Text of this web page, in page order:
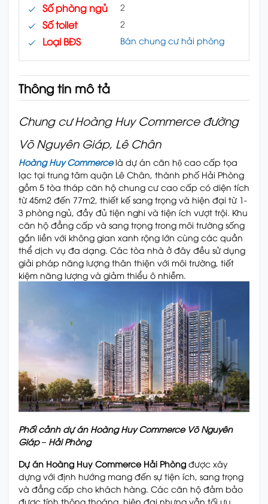
Số phòng ngủ 2
Số toilet 2
Loại BĐS Bán chung cư hải phòng
Thông tin mô tả
Chung cư Hoàng Huy Commerce đường
Võ Nguyên Giáp, Lê Chân
Hoàng Huy Commercelà dự án căn hộ cao cấp tọa
lạc tại trung tâm quận Lê Chân, thành phố Hải Phòng
gồm 5 tòa tháp căn hộ chung cư cao cấp có diện tích
từ 45m2 đến 77m2, thiết kế sang trọng và hiện đại từ 1-
3 phòng ngủ, đầy đủ tiện nghi và tiện ích vượt trội. Khu
căn hộ đẳng cấp và sang trọng trong môi trường sống
gắn liền với không gian xanh rộng lớn cùng các quần
thể dịch vụ đa dạng. Các tòa nhà ở đây đều sử dụng
giải pháp năng lượng thân thiện với môi trường, tiết
kiệm năng lượng và giảm thiểu ô nhiễm.
Phối cảnh dự án Hoàng Huy Commerce Võ Nguyên
Giáp – Hải Phòng
Dự án Hoàng Huy Commerce Hải Phòng được xây
dựng với định hướng mang đến sự tiện ích, sang trọng
và đẳng cấp cho khách hàng. Các căn hộ đảm bảo
được tính thông thoáng, hiện đại nhưng vẫn tối ưu